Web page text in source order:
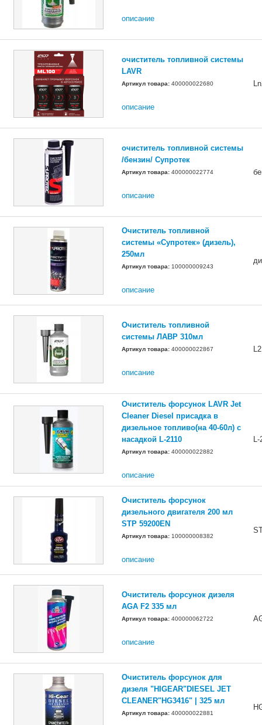
описание
очиститель топливной системы
LAVR
Артикул товара: 400000022680
описание
очиститель топливной системы
/бензин/ Супротек
Артикул товара: 400000022774
описание
Очиститель топливной
системы «Супротек» (дизель),
250мл
Артикул товара: 100000009243
описание
Очиститель топливной
системы ЛАВР 310мл
Артикул товара: 400000022867
описание
Очиститель форсунок LAVR Jet
Cleaner Diesel присадка в
дизельное топливо(на 40-60л) с
насадкой L-2110
Артикул товара: 400000022882
описание
L-
Очиститель форсунок
дизельного двигателя 200 мл
STP 59200EN
Артикул товара: 100000008382
описание
Очиститель форсунок дизеля
AGA F2 335 мл
Артикул товара: 400000062722
описание
Очиститель форсунок для
дизеля "HIGEAR"DIESEL JET
CLEANER"HG3416" | 325 мл
Артикул товара: 400000022881